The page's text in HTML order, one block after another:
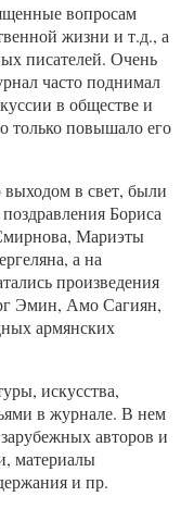
вопросам
жизни и т.д., а
писателей. Очень
часто поднимал
в обществе и
только повышало его
выходом в свет, были
Бориса
Мариэты
а на
произведения
Эмин, Амо Сагиян,
армянских
искусства,
в журнале. В нем
авторов и
материалы
и пр.